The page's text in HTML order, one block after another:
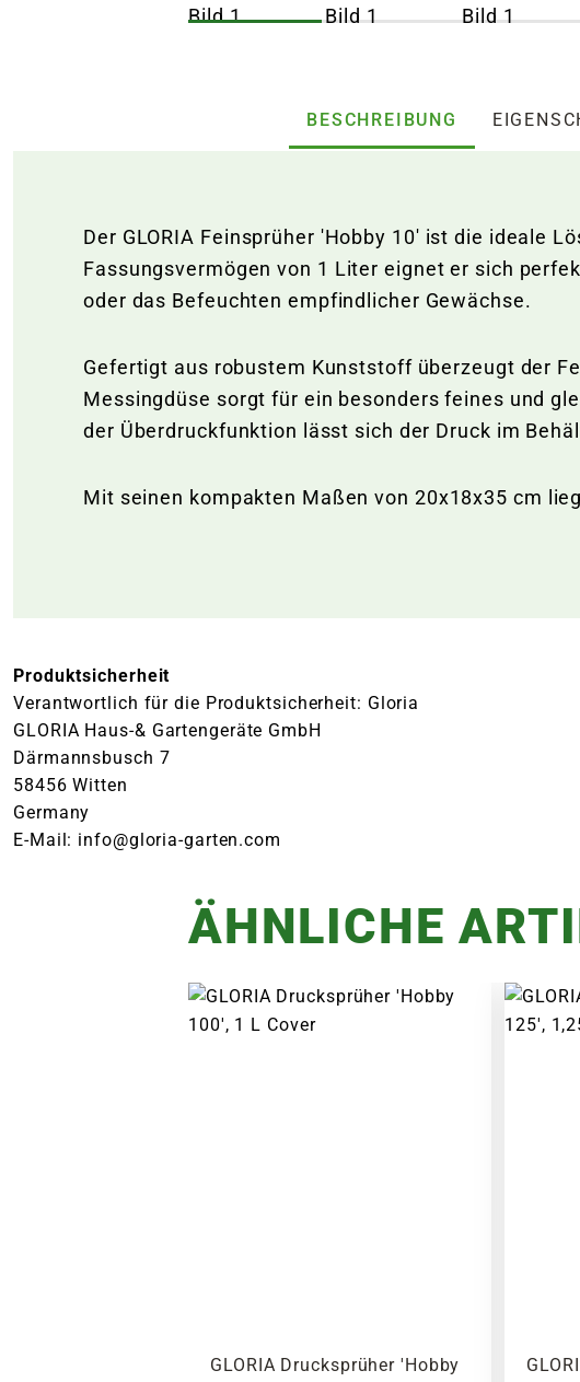
BESCHREIBUNG
Der GLORIA Feinsprüher 'Hobby 10' ist die ideale
Fassungsvermögen von 1 Liter eignet er sich
oder das Befeuchten empfindlicher Gewächse.
Gefertigt aus robustem Kunststoff überzeugt der
Messingdüse sorgt für ein besonders feines und
der Überdruckfunktion lässt sich der Druck im
Mit seinen kompakten Maßen von 20x18x35 cm
Produktsicherheit
Verantwortlich für die Produktsicherheit: Gloria
GLORIA Haus-& Gartengeräte GmbH
Därmannsbusch 7
58456 Witten
Germany
E-Mail: info@gloria-garten.com
ÄHNLICHE
GLORIA Drucksprüher 'Hobby